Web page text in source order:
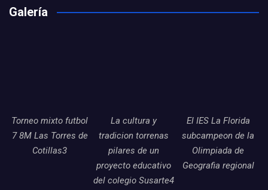
Galería
Torneo mixto futbol
7 8M Las Torres de
Cotillas3
La cultura y
tradicion torrenas
pilares de un
proyecto educativo
del colegio Susarte4
El IES La Florida
subcampeon de la
Olimpiada de
Geografia regional